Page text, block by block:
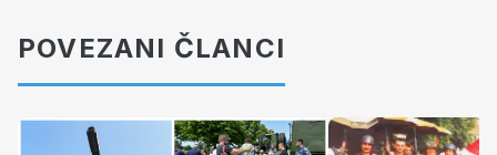
POVEZANI ČLANCI